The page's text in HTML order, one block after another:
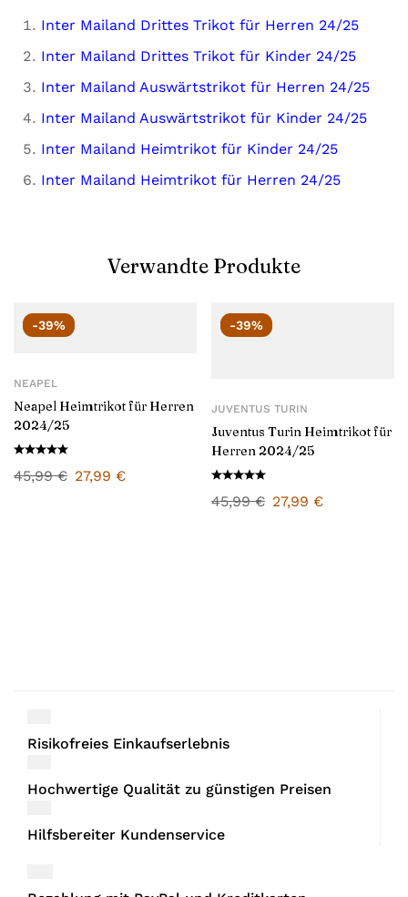
Inter Mailand Drittes Trikot für Herren 24/25
Inter Mailand Drittes Trikot für Kinder 24/25
Inter Mailand Auswärtstrikot für Herren 24/25
Inter Mailand Auswärtstrikot für Kinder 24/25
Inter Mailand Heimtrikot für Kinder 24/25
Inter Mailand Heimtrikot für Herren 24/25
Verwandte Produkte
-39%
NEAPEL
Neapel Heimtrikot für Herren
2024/25
45,99€ 27,99 €
-39%
JUVENTUS TURIN
Juventus Turin Heimtrikot für
Herren 2024/25
45,99€ 27,99 €
Risikofreies Einkaufserlebnis
Hochwertige Qualität zu günstigen Preisen
Hilfsbereiter Kundenservice